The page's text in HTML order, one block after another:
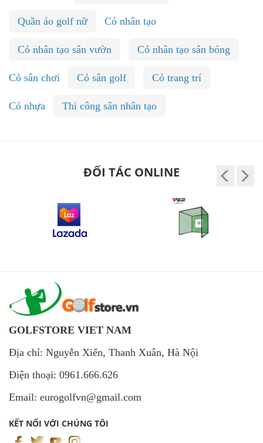
Quần áo golf nữ Cỏ nhân tạo
Cỏ nhân tạo sân vườn Cỏ nhân tạo sân bóng
Cỏ sân chơi Cỏ sân golf Cỏ trang trí
Cỏ nhựa Thi công sân nhân tạo
ĐỐI TÁC ONLINE
GOLFSTORE VIET NAM
Địa chỉ: Nguyễn Xiển, Thanh Xuân, Hà Nội
Điện thoại: 0961.666.626
Email: eurogolfvn@gmail.com
KẾT NỐI VỚI CHÚNG TÔI